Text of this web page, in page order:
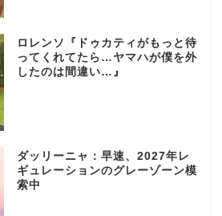
ロレンソ『ドゥカティがもっと待
ってくれてたら…ヤマハが僕を外
したのは間違い…』
ダッリーニャ：早速、2027年レ
ギュレーションのグレーゾーン模
索中